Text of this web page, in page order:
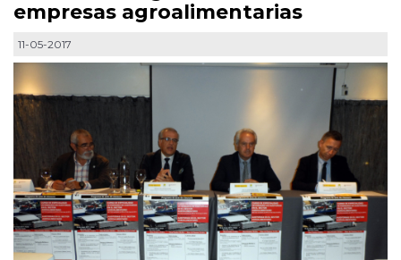
empresas agroalimentarias
11-05-2017